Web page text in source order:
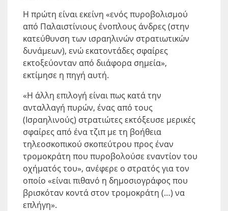
Η πρώτη είναι εκείνη «ενός πυροβολισμού
από Παλαιστίνιους ένοπλους άνδρες (στην
κατεύθυνση των ισραηλινών στρατιωτικών
δυνάμεων), ενώ εκατοντάδες σφαίρες
εκτοξεύονταν από διιάφορα σημεία»,
εκτίμησε η πηγή αυτή.
«Η άλλη επιλογή είναι πως κατά την
ανταλλαγή πυρών, ένας από τους
(Ισραηλινούς) στρατιώτες εκτόξευσε μερικές
σφαίρες από ένα τζιπ με τη βοήθεια
τηλεοσκοπικού σκοπεύτρου προς έναν
τρομοκράτη που πυροβολούσε εναντίον του
οχήματός του», ανέφερε ο στρατός για τον
οποίο «είναι πιθανό η δημοσιογράφος που
βρισκόταν κοντά στον τρομοκράτη (…) να
επλήγη».